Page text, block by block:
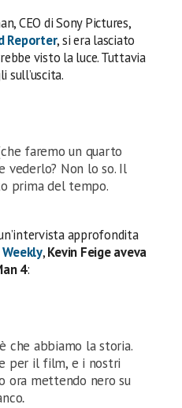
CEO di Sony Pictures,
Reporter, si era lasciato
visto la luce. Tuttavia
sull’uscita.
faremo un quarto
vederlo? Non lo so. Il
prima del tempo.
approfondita
,Kevin Feige aveva
4:
che abbiamo la storia.
per il film, e i nostri
ora mettendo nero su
.